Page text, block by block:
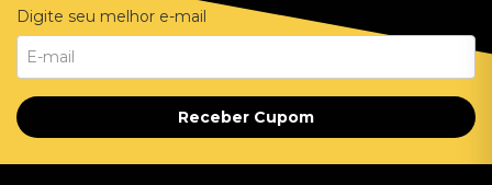
Digite seu melhor e-mail
Receber Cupom